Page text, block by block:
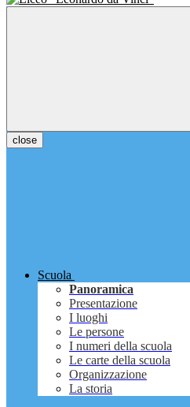
close
Scuola
Panoramica
Presentazione
I luoghi
Le persone
I numeri della scuola
Le carte della scuola
Organizzazione
La storia